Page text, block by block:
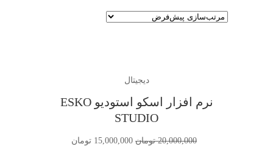
دیجیتال
نرم افزار اسکو استودیو ESKO
STUDIO
20,000,000 تومان 15,000,000 تومان